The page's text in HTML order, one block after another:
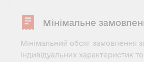
Мінімальне
Мінімальний обсяг замовлення
індивідуальних характеристик